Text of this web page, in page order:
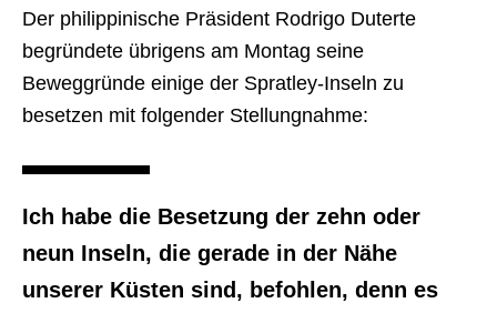
Der philippinische Präsident Rodrigo Duterte
begründete übrigens am Montag seine
Beweggründe einige der Spratley-Inseln zu
besetzen mit folgender Stellungnahme:
Ich habe die Besetzung der zehn oder
neun Inseln, die gerade in der Nähe
unserer Küsten sind, befohlen, denn es